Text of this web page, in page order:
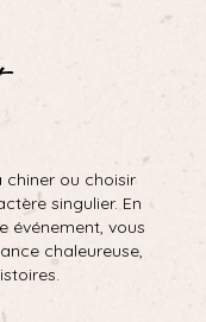
ou choisir
singulier. En
événement, vous
chaleureuse,